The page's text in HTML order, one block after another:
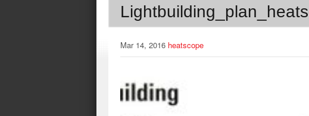
Mar 14, 2016 heatscope